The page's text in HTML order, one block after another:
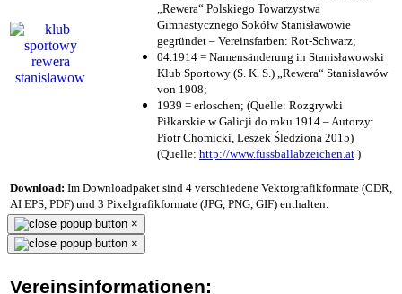
„Rewera“ Polskiego Towarzystwa
Gimnastycznego Sokółw Stanisławowie
gegründet – Vereinsfarben: Rot-Schwarz;
04.1914 = Namensänderung in Stanisławowski
Klub Sportowy (S. K. S.) „Rewera“ Stanisławów
von 1908;
1939 = erloschen; (Quelle: Rozgrywki
Piłkarskie w Galicji do roku 1914 – Autorzy:
Piotr Chomicki, Leszek Śledziona 2015)
(Quelle: http://www.fussballabzeichen.at )
Download: Im Downloadpaket sind 4 verschiedene Vektorgrafikformate (CDR,
AI EPS, PDF) und 3 Pixelgrafikformate (JPG, PNG, GIF) enthalten.
×
×
Vereinsinformationen: